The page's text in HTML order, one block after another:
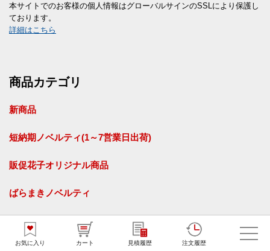
お気に入り カート 見積履歴 注文履歴
本サイトでのお客様の個人情報はグローバルサインのSSLにより保護し
ております。
詳細はこちら
商品カテゴリ
新商品
短納期ノベルティ(1～7営業日出荷)
販促花子オリジナル商品
ばらまきノベルティ
お菓子
食品